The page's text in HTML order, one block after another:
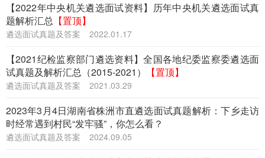
山东 山西 陕西 上海 四川 天津 西藏 新疆 云南 浙江
【2022年中央机关遴选面试资料】历年中央机关遴选面试真
题解析汇总 【置顶】
遴选面试真题及答案 2022.01.17
【2021纪检监察部门遴选资料】全国各地纪委监察委遴选面
试真题及解析汇总（2015-2021）
【置顶】
遴选面试真题及答案 2021.03.29
2023年3月4日湖南省株洲市直遴选面试真题解析：下乡走访
时经常遇到村民“发牢骚”，你怎么看？
遴选面试真题及答案 2024.09.05